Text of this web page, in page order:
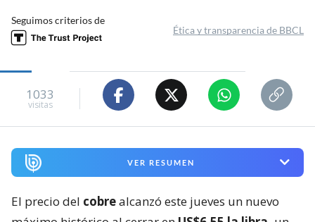
Seguimos criterios de
Ética y transparencia de BBCL
1033
visitas
VER RESUMEN
El precio del cobrealcanzó este jueves un nuevo